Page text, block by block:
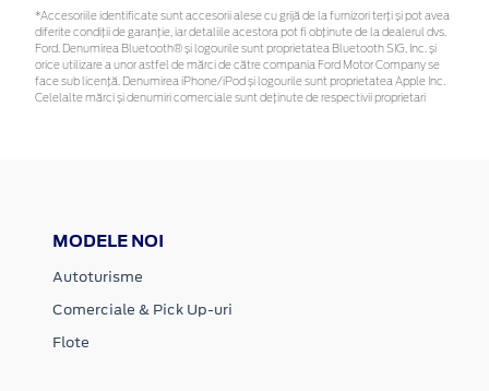
*Accesoriile identificate sunt accesorii alese cu grijă de la furnizori terți și pot avea
diferite condiții de garanție, iar detaliile acestora pot fi obținute de la dealerul dvs.
Ford. Denumirea Bluetooth® și logourile sunt proprietatea Bluetooth SIG, Inc. și
orice utilizare a unor astfel de mărci de către compania Ford Motor Company se
face sub licență. Denumirea iPhone/iPod și logourile sunt proprietatea Apple Inc.
Celelalte mărci și denumiri comerciale sunt deținute de respectivii proprietari
MODELE NOI
Autoturisme
Comerciale & Pick Up-uri
Flote